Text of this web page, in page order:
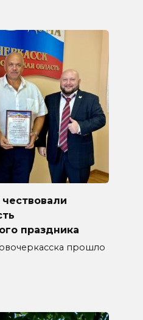
праздника
прошло